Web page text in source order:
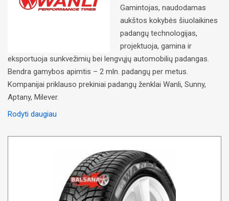
Gamintojas, naudodamas
aukštos kokybės šiuolaikines
padangų technologijas,
projektuoja, gamina ir
eksportuoja sunkvežimių bei lengvųjų automobilių padangas.
Bendra gamybos apimtis – 2 mln. padangų per metus.
Kompanijai priklauso prekiniai padangų ženklai Wanli, Sunny,
Aptany, Milever.
Rodyti daugiau